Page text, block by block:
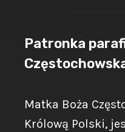
C
I
Patronka
Matka Boża
Królową Polski,